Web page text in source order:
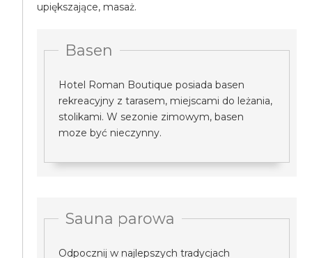
upiększające, masaż.
Basen
Hotel Roman Boutique posiada basen
rekreacyjny z tarasem, miejscami do leżania,
stolikami. W sezonie zimowym, basen
moze być nieczynny.
Sauna parowa
Odpocznij w najlepszych tradycjach